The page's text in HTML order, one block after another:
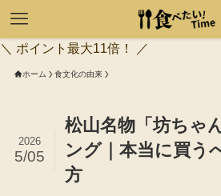
＼ ポイント最大11倍！ ／
ホーム 食文化の由来
松山名物「坊ちゃ
ング｜本当に買う
方
2026
5/05